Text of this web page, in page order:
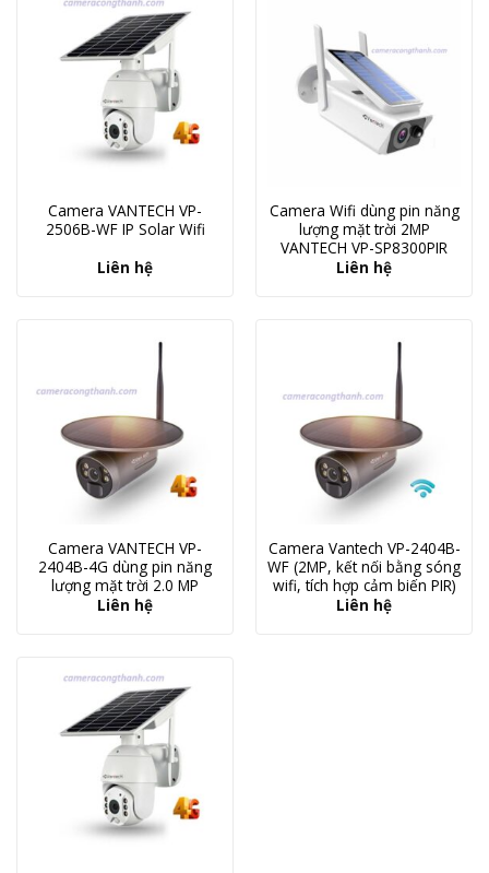
Camera VANTECH VP-
2506B-WF IP Solar Wifi
Liên hệ
Camera Wifi dùng pin năng
lượng mặt trời 2MP
VANTECH VP-SP8300PIR
Liên hệ
Camera VANTECH VP-
2404B-4G dùng pin năng
lượng mặt trời 2.0 MP
Liên hệ
Camera Vantech VP-2404B-
WF (2MP, kết nối bằng sóng
wifi, tích hợp cảm biến PIR)
Liên hệ